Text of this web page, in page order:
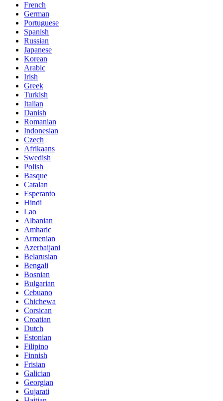
French
German
Portuguese
Spanish
Russian
Japanese
Korean
Arabic
Irish
Greek
Turkish
Italian
Danish
Romanian
Indonesian
Czech
Afrikaans
Swedish
Polish
Basque
Catalan
Esperanto
Hindi
Lao
Albanian
Amharic
Armenian
Azerbaijani
Belarusian
Bengali
Bosnian
Bulgarian
Cebuano
Chichewa
Corsican
Croatian
Dutch
Estonian
Filipino
Finnish
Frisian
Galician
Georgian
Gujarati